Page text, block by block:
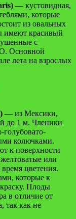
—кустовидная,
которые
из овальных
имеют красивый
с
Основной
лета на взрослых
—из Мексики,
до 1 м. Членики
голубовато-
колючками.
к поверхности
или
цветения.
которые к
Плоды
в отличие от
так как не